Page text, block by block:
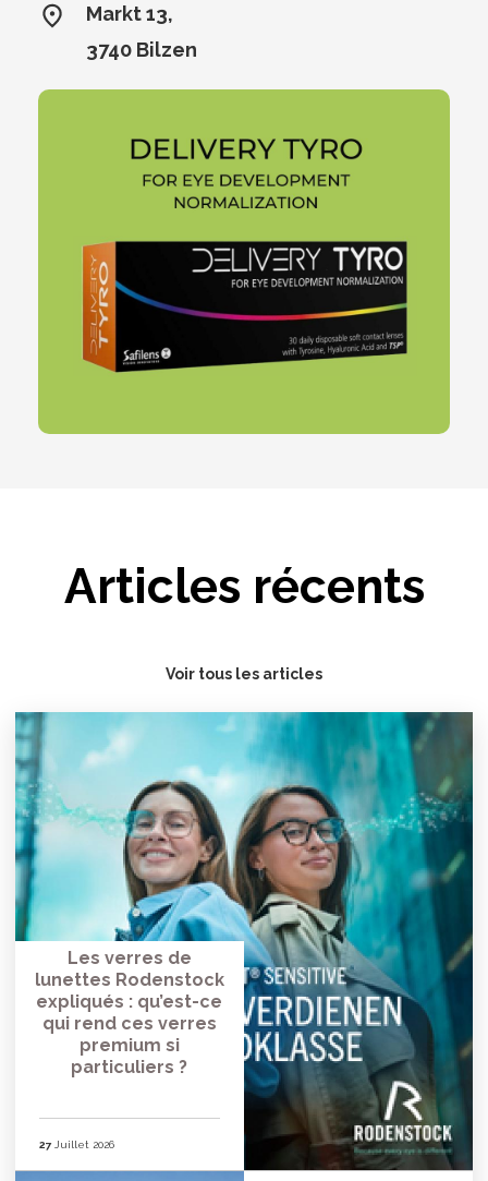
Markt 13,
3740 Bilzen
Articles récents
Voir tous les articles
Les verres de
lunettes Rodenstock
expliqués : qu’est-ce
qui rend ces verres
premium si
particuliers ?
27 Juillet 2026